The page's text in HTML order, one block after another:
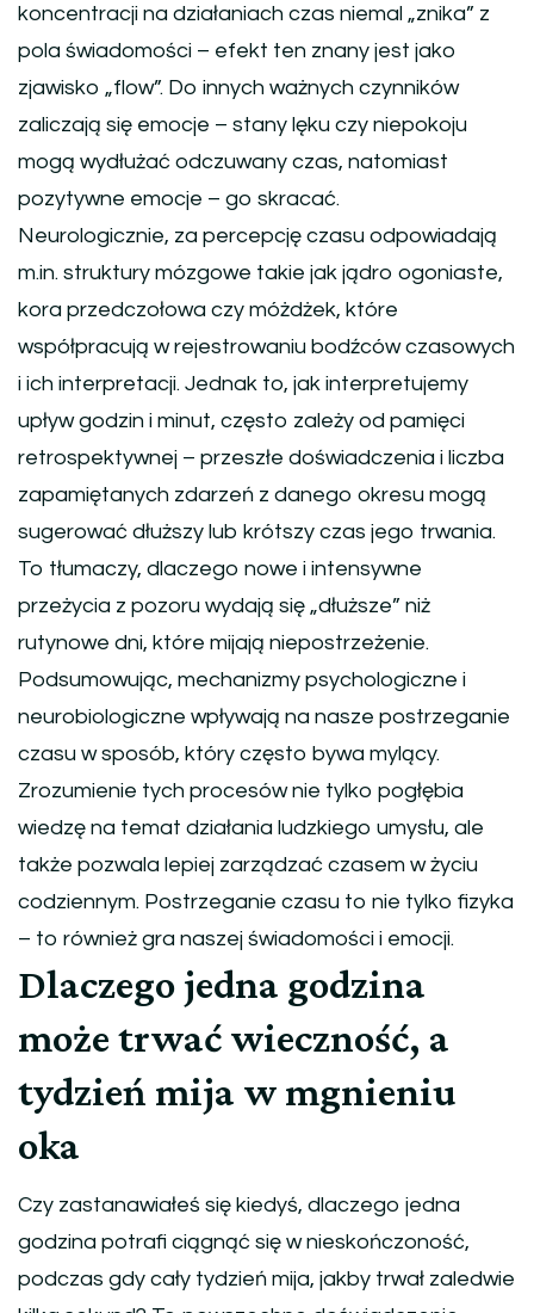
koncentracji na działaniach czas niemal „znika” z
pola świadomości – efekt ten znany jest jako
zjawisko „flow”. Do innych ważnych czynników
zaliczają się emocje – stany lęku czy niepokoju
mogą wydłużać odczuwany czas, natomiast
pozytywne emocje – go skracać.
Neurologicznie, za percepcję czasu odpowiadają
m.in. struktury mózgowe takie jak jądro ogoniaste,
kora przedczołowa czy móżdżek, które
współpracują w rejestrowaniu bodźców czasowych
i ich interpretacji. Jednak to, jak interpretujemy
upływ godzin i minut, często zależy od pamięci
retrospektywnej – przeszłe doświadczenia i liczba
zapamiętanych zdarzeń z danego okresu mogą
sugerować dłuższy lub krótszy czas jego trwania.
To tłumaczy, dlaczego nowe i intensywne
przeżycia z pozoru wydają się „dłuższe” niż
rutynowe dni, które mijają niepostrzeżenie.
Podsumowując, mechanizmy psychologiczne i
neurobiologiczne wpływają na nasze postrzeganie
czasu w sposób, który często bywa mylący.
Zrozumienie tych procesów nie tylko pogłębia
wiedzę na temat działania ludzkiego umysłu, ale
także pozwala lepiej zarządzać czasem w życiu
codziennym. Postrzeganie czasu to nie tylko fizyka
– to również gra naszej świadomości i emocji.
Dlaczego jedna godzina
może trwać wieczność, a
tydzień mija w mgnieniu
oka
Czy zastanawiałeś się kiedyś, dlaczego jedna
godzina potrafi ciągnąć się w nieskończoność,
podczas gdy cały tydzień mija, jakby trwał zaledwie